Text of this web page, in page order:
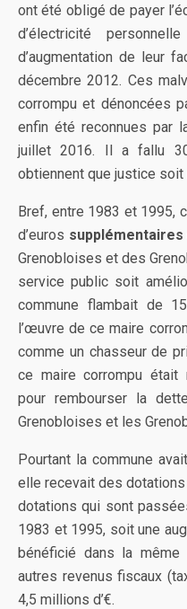
ont été obligé de payer
d’électricité
d’augmentation de leur
décembre 2012. Ces
corrompu et dénoncées
enfin été reconnues par
juillet 2016. Il a fallu
obtiennent que justice soit
Bref, entre 1983 et 1995,
d’euros supplémentaires
Grenobloises et des
service public soit
commune flambait de
l’œuvre de ce maire
comme un chasseur de
ce maire corrompu était
pour rembourser la
Grenobloises et les
Pourtant la commune
elle recevait des dotations
dotations qui sont
1983 et 1995, soit une
bénéficié dans la même
autres revenus fiscaux
4,5 millions d’€.